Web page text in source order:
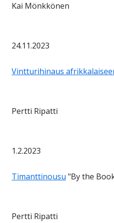
Kai Mönkkönen
24.11.2023
Vintturihinaus
Pertti Ripatti
1.2.2023
Timanttinousu "By the
Pertti Ripatti